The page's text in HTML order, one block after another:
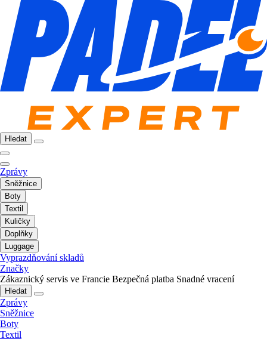
Hledat
Zprávy
Sněžnice
Boty
Textil
Kuličky
Doplňky
Luggage
Vyprazdňování skladů
Značky
Zákaznický servis ve Francie Bezpečná platba Snadné vracení
Hledat
Zprávy
Sněžnice
Boty
Textil